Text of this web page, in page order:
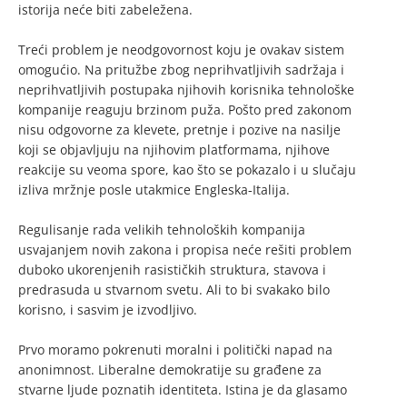
istorija neće biti zabeležena.
Treći problem je neodgovornost koju je ovakav sistem
omogućio. Na pritužbe zbog neprihvatljivih sadržaja i
neprihvatljivih postupaka njihovih korisnika tehnološke
kompanije reaguju brzinom puža. Pošto pred zakonom
nisu odgovorne za klevete, pretnje i pozive na nasilje
koji se objavljuju na njihovim platformama, njihove
reakcije su veoma spore, kao što se pokazalo i u slučaju
izliva mržnje posle utakmice Engleska-Italija.
Regulisanje rada velikih tehnoloških kompanija
usvajanjem novih zakona i propisa neće rešiti problem
duboko ukorenjenih rasističkih struktura, stavova i
predrasuda u stvarnom svetu. Ali to bi svakako bilo
korisno, i sasvim je izvodljivo.
Prvo moramo pokrenuti moralni i politički napad na
anonimnost. Liberalne demokratije su građene za
stvarne ljude poznatih identiteta. Istina je da glasamo